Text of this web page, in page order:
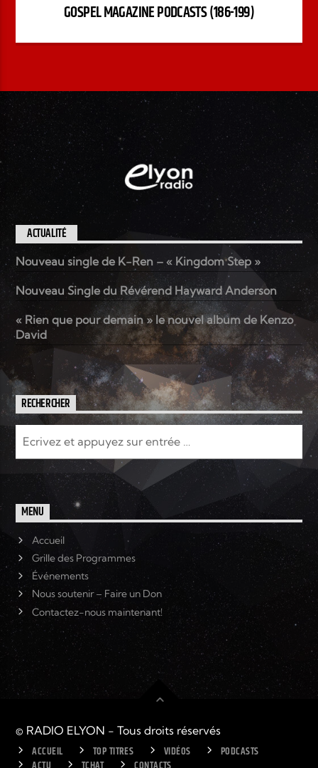
GOSPEL MAGAZINE PODCASTS (186-199)
ACTUALITÉ
Nouveau single de K-Ren – « Kingdom Step »
Nouveau Single du Révérend Hayward Anderson
« Rien que pour demain » le nouvel album de Kenzo
David
RECHERCHER
MENU
Accueil
Grille des Programmes
Événements
Nous soutenir – Faire un Don
Contactez-nous maintenant!
© RADIO ELYON - Tous droits réservés
ACCUEIL TOP TITRES VIDÉOS
PODCASTS